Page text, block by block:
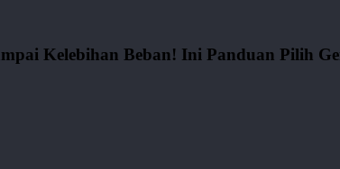
Kelebihan Beban! Ini Panduan Pilih